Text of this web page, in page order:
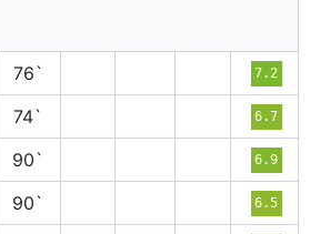
76` 7.2
74` 6.7
90` 6.9
90` 6.5